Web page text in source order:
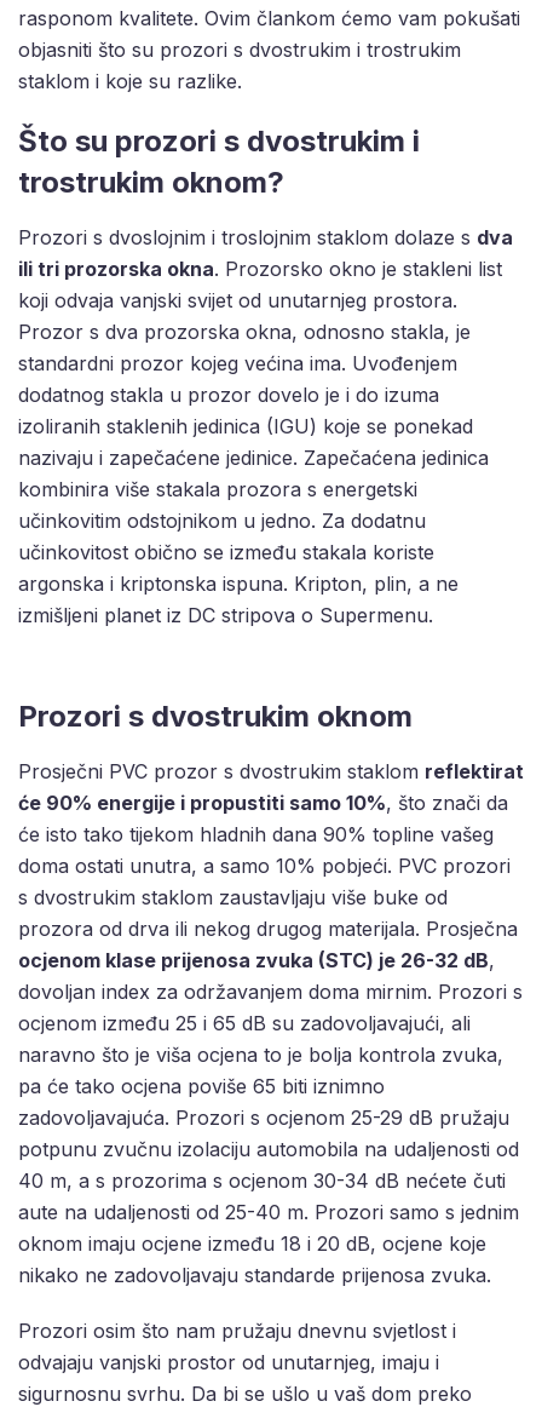
rasponom kvalitete. Ovim člankom ćemo vam pokušati
objasniti što su prozori s dvostrukim i trostrukim
staklom i koje su razlike.
Što su prozori s dvostrukim i
trostrukim oknom?
Prozori s dvoslojnim i troslojnim staklom dolaze s dva
ili tri prozorska okna. Prozorsko okno je stakleni list
koji odvaja vanjski svijet od unutarnjeg prostora.
Prozor s dva prozorska okna, odnosno stakla, je
standardni prozor kojeg većina ima. Uvođenjem
dodatnog stakla u prozor dovelo je i do izuma
izoliranih staklenih jedinica (IGU) koje se ponekad
nazivaju i zapečaćene jedinice. Zapečaćena jedinica
kombinira više stakala prozora s energetski
učinkovitim odstojnikom u jedno. Za dodatnu
učinkovitost obično se između stakala koriste
argonska i kriptonska ispuna. Kripton, plin, a ne
izmišljeni planet iz DC stripova o Supermenu.
Prozori s dvostrukim oknom
Prosječni PVC prozor s dvostrukim staklom reflektirat
će 90% energije i propustiti samo 10%, što znači da
će isto tako tijekom hladnih dana 90% topline vašeg
doma ostati unutra, a samo 10% pobjeći. PVC prozori
s dvostrukim staklom zaustavljaju više buke od
prozora od drva ili nekog drugog materijala. Prosječna
ocjenom klase prijenosa zvuka (STC) je 26-32 dB,
dovoljan index za održavanjem doma mirnim. Prozori s
ocjenom između 25 i 65 dB su zadovoljavajući, ali
naravno što je viša ocjena to je bolja kontrola zvuka,
pa će tako ocjena poviše 65 biti iznimno
zadovoljavajuća. Prozori s ocjenom 25-29 dB pružaju
potpunu zvučnu izolaciju automobila na udaljenosti od
40 m, a s prozorima s ocjenom 30-34 dB nećete čuti
aute na udaljenosti od 25-40 m. Prozori samo s jednim
oknom imaju ocjene između 18 i 20 dB, ocjene koje
nikako ne zadovoljavaju standarde prijenosa zvuka.
Prozori osim što nam pružaju dnevnu svjetlost i
odvajaju vanjski prostor od unutarnjeg, imaju i
sigurnosnu svrhu. Da bi se ušlo u vaš dom preko